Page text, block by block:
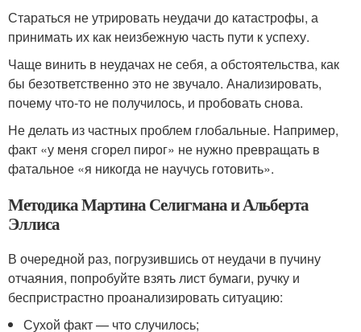
Стараться не утрировать неудачи до катастрофы, а
принимать их как неизбежную часть пути к успеху.
Чаще винить в неудачах не себя, а обстоятельства, как
бы безответственно это не звучало. Анализировать,
почему что-то не получилось, и пробовать снова.
Не делать из частных проблем глобальные. Например,
факт «у меня сгорел пирог» не нужно превращать в
фатальное «я никогда не научусь готовить».
Методика Мартина Селигмана и Альберта
Эллиса
В очередной раз, погрузившись от неудачи в пучину
отчаяния, попробуйте взять лист бумаги, ручку и
беспристрастно проанализировать ситуацию:
Сухой факт — что случилось;